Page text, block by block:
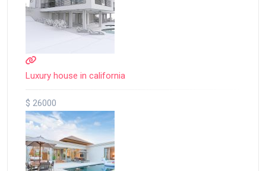
Luxury house in california
$ 26000